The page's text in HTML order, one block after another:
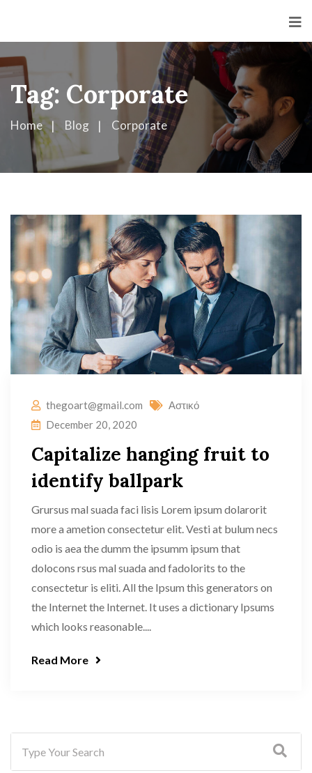
Tag: Corporate
Home Blog Corporate
thegoart@gmail.com
Αστικό
December 20, 2020
Capitalize hanging fruit to
identify ballpark
Grursus mal suada faci lisis Lorem ipsum dolarorit
more a ametion consectetur elit. Vesti at bulum necs
odio is aea the dumm the ipsumm ipsum that
dolocons rsus mal suada and fadolorits to the
consectetur is eliti. All the Ipsum this generators on
the Internet the Internet. It uses a dictionary Ipsums
which looks reasonable....
Read More